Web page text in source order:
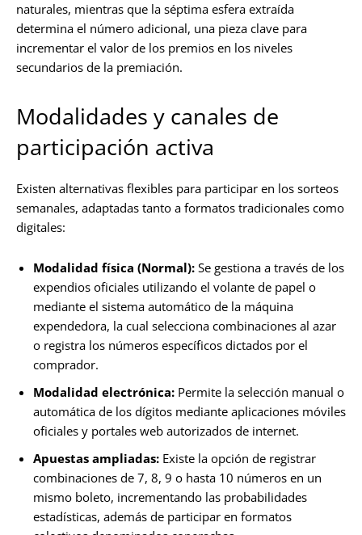
naturales, mientras que la séptima esfera extraída
determina el número adicional, una pieza clave para
incrementar el valor de los premios en los niveles
secundarios de la premiación.
Modalidades y canales de
participación activa
Existen alternativas flexibles para participar en los sorteos
semanales, adaptadas tanto a formatos tradicionales como
digitales:
Modalidad física (Normal): Se gestiona a través de los
expendios oficiales utilizando el volante de papel o
mediante el sistema automático de la máquina
expendedora, la cual selecciona combinaciones al azar
o registra los números específicos dictados por el
comprador.
Modalidad electrónica: Permite la selección manual o
automática de los dígitos mediante aplicaciones móviles
oficiales y portales web autorizados de internet.
Apuestas ampliadas: Existe la opción de registrar
combinaciones de 7, 8, 9 o hasta 10 números en un
mismo boleto, incrementando las probabilidades
estadísticas, además de participar en formatos